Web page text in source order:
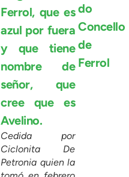
Cedida por
Ciclonita De
Petronia quien la